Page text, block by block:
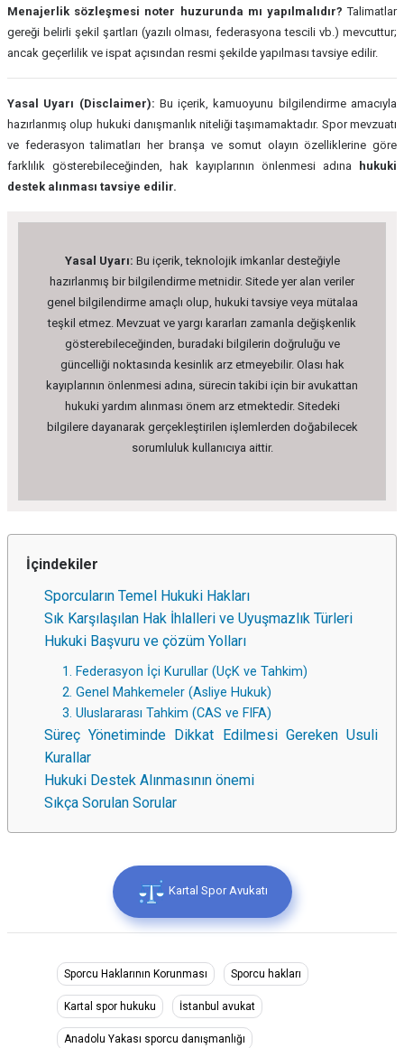
Menajerlik sözleşmesi noter huzurunda mı yapılmalıdır? Talimatlar
gereği belirli şekil şartları (yazılı olması, federasyona tescili vb.) mevcuttur;
ancak geçerlilik ve ispat açısından resmi şekilde yapılması tavsiye edilir.
Yasal Uyarı (Disclaimer): Bu içerik, kamuoyunu bilgilendirme amacıyla
hazırlanmış olup hukuki danışmanlık niteliği taşımamaktadır. Spor mevzuatı
ve federasyon talimatları her branşa ve somut olayın özelliklerine göre
farklılık gösterebileceğinden, hak kayıplarının önlenmesi adına
hukuki
destek alınması tavsiye edilir.
Yasal Uyarı: Bu içerik, teknolojik imkanlar desteğiyle
hazırlanmış bir bilgilendirme metnidir. Sitede yer alan veriler
genel bilgilendirme amaçlı olup, hukuki tavsiye veya mütalaa
teşkil etmez. Mevzuat ve yargı kararları zamanla değişkenlik
gösterebileceğinden, buradaki bilgilerin doğruluğu ve
güncelliği noktasında kesinlik arz etmeyebilir. Olası hak
kayıplarının önlenmesi adına, sürecin takibi için bir avukattan
hukuki yardım alınması önem arz etmektedir. Sitedeki
bilgilere dayanarak gerçekleştirilen işlemlerden doğabilecek
sorumluluk kullanıcıya aittir.
İçindekiler
Sporcuların Temel Hukuki Hakları
Sık Karşılaşılan Hak İhlalleri ve Uyuşmazlık Türleri
Hukuki Başvuru ve çözüm Yolları
1. Federasyon İçi Kurullar (UçK ve Tahkim)
2. Genel Mahkemeler (Asliye Hukuk)
3. Uluslararası Tahkim (CAS ve FIFA)
Süreç Yönetiminde Dikkat Edilmesi Gereken Usuli
Kurallar
Hukuki Destek Alınmasının önemi
Sıkça Sorulan Sorular
Kartal Spor Avukatı
Sporcu Haklarının Korunması Sporcu hakları
Kartal spor hukuku İstanbul avukat
Anadolu Yakası sporcu danışmanlığı